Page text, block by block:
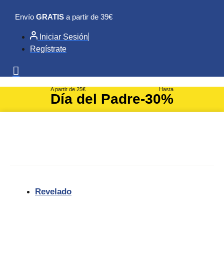
contenido
Envío GRATIS a partir de 39€
Iniciar Sesión
Regístrate
A partir de 25€
Día del Padre
Hasta
-30%
Revelado